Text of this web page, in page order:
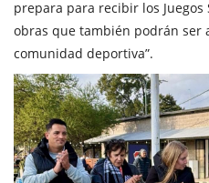
prepara para recibir los Juegos
obras que también podrán ser
comunidad deportiva”.